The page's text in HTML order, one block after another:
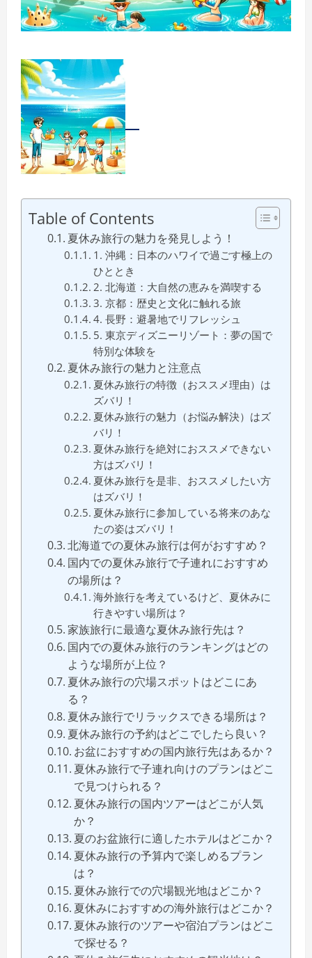
Table of Contents
夏休み旅行の魅力を発見しよう！
1. 沖縄：日本のハワイで過ごす極上の
ひととき
2. 北海道：大自然の恵みを満喫する
3. 京都：歴史と文化に触れる旅
4. 長野：避暑地でリフレッシュ
5. 東京ディズニーリゾート：夢の国で
特別な体験を
夏休み旅行の魅力と注意点
夏休み旅行の特徴（おススメ理由）は
ズバリ！
夏休み旅行の魅力（お悩み解決）はズ
バリ！
夏休み旅行を絶対におススメできない
方はズバリ！
夏休み旅行を是非、おススメしたい方
はズバリ！
夏休み旅行に参加している将来のあな
たの姿はズバリ！
北海道での夏休み旅行は何がおすすめ？
国内での夏休み旅行で子連れにおすすめ
の場所は？
海外旅行を考えているけど、夏休みに
行きやすい場所は？
家族旅行に最適な夏休み旅行先は？
国内での夏休み旅行のランキングはどの
ような場所が上位？
夏休み旅行の穴場スポットはどこにあ
る？
夏休み旅行でリラックスできる場所は？
夏休み旅行の予約はどこでしたら良い？
お盆におすすめの国内旅行先はあるか？
夏休み旅行で子連れ向けのプランはどこ
で見つけられる？
夏休み旅行の国内ツアーはどこが人気
か？
夏のお盆旅行に適したホテルはどこか？
夏休み旅行の予算内で楽しめるプラン
は？
夏休み旅行での穴場観光地はどこか？
夏休みにおすすめの海外旅行はどこか？
夏休み旅行のツアーや宿泊プランはどこ
で探せる？